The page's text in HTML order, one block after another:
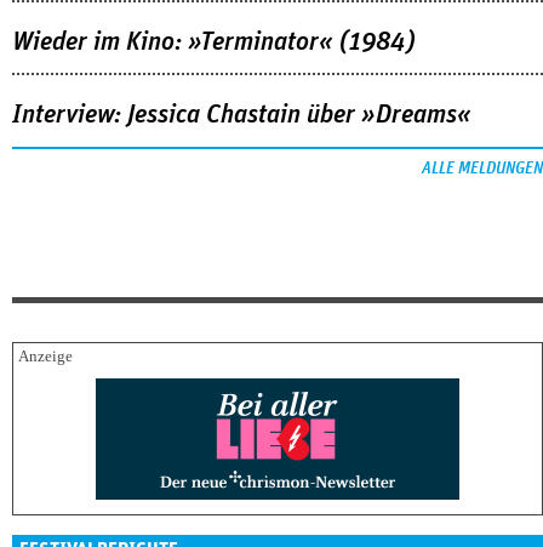
Wieder im Kino: »Terminator« (1984)
Interview: Jessica Chastain über »Dreams«
ALLE MELDUNGEN